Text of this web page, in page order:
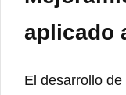
aplicado
El desarrollo de